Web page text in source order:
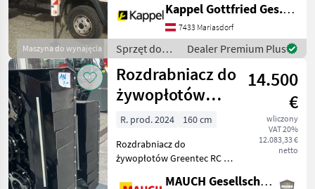
Maszyna do wynajęcia
ISOLATIONSSCHUTZ
automatische Nivellierung,
230V Weiterleitung,
Notsteuerung,
Hinterachssperre, Volle
Kappel Gottfried Ges.m.b.H.
7433 Mariasdorf
Sprzęt do
pielęgnacji
drzew /
Palfinger
Dealer Premium Plus
Rozdrabniacz do
żywopłotów
Greentec RC 162
14.500
€
wliczony
VAT 20%
12.083,33 €
netto
R. prod. 2024
160 cm
Rozdrabniacz do
żywopłotów Greentec RC //
usuwanie // - RC 102 –
MAUCH Gesellschaft m.b.H. & Co.KG